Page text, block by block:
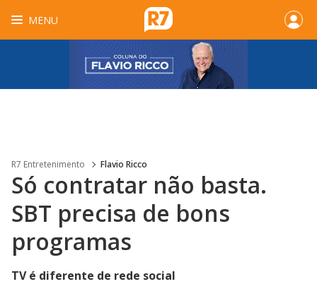
MENU
R7 Entretenimento Flavio Ricco
Só contratar não basta.
SBT precisa de bons
programas
TV é diferente de rede social